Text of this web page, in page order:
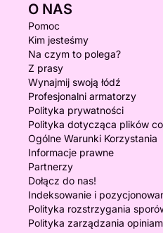
O NAS
Pomoc
Kim jesteśmy
Na czym to polega?
Z prasy
Wynajmij swoją łódź
Profesjonalni armatorzy
Polityka prywatności
Polityka dotycząca plików
Ogólne Warunki Korzystania
Informacje prawne
Partnerzy
Dołącz do nas!
Indeksowanie i
Polityka rozstrzygania
Polityka zarządzania